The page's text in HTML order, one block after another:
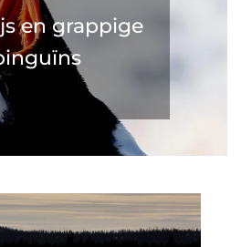
en grappige